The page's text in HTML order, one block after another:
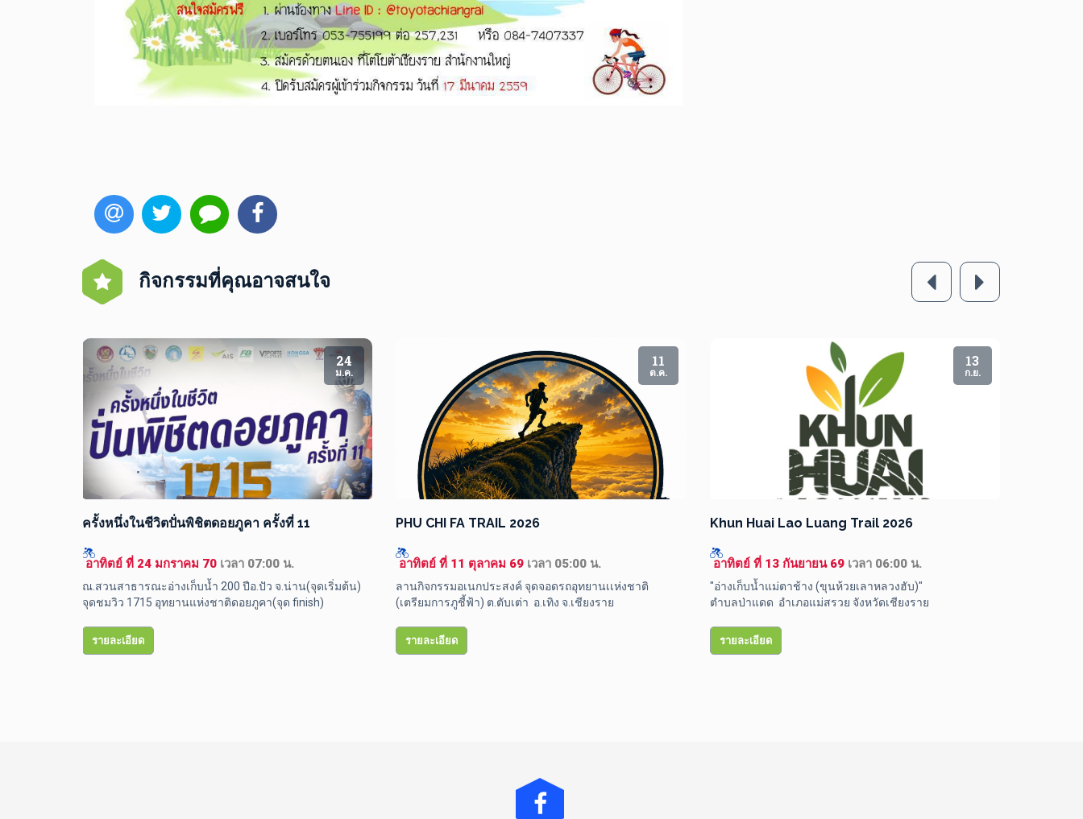
กิจกรรมที่คุณอาจสนใจ
24
ม.ค.
ครั้งหนึ่งในชีวิตปั่นพิชิตดอยภูคา ครั้งที่ 11
อาทิตย์ ที่ 24 มกราคม 70 เวลา 07:00 น.
ณ.สวนสาธารณะอ่างเก็บน้ำ 200 ปีอ.ปัว จ.น่าน(จุดเริ่มต้น)
จุดชมวิว 1715 อุทยานแห่งชาติดอยภูคา(จุด finish)
รายละเอียด
11
ต.ค.
PHU CHI FA TRAIL 2026
อาทิตย์ ที่ 11 ตุลาคม 69 เวลา 05:00 น.
ลานกิจกรรมอเนกประสงค์ จุดจอดรถอุทยานเเห่งชาติ
(เตรียมการภูชี้ฟ้า) ต.ตับเต่า  อ.เทิง จ.เชียงราย
รายละเอียด
13
ก.ย.
Khun Huai Lao Luang Trail 2026
อาทิตย์ ที่ 13 กันยายน 69 เวลา 06:00 น.
"อ่างเก็บน้ำแม่ตาช้าง (ขุนห้วยเลาหลวงฮับ)"
ตำบลป่าแดด  อำเภอแม่สรวย จังหวัดเชียงราย
รายละเอียด